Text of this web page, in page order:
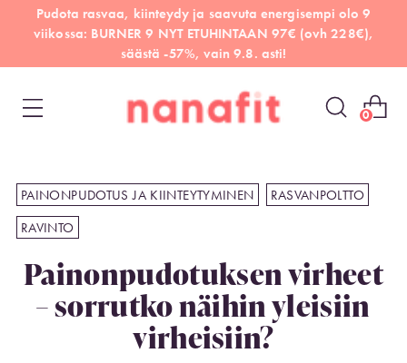
Pudota rasvaa, kiinteydy ja saavuta energisempi olo 9
viikossa: BURNER 9 NYT ETUHINTAAN 97€ (ovh 228€),
säästä -57%, vain 9.8. asti!
0
PAINONPUDOTUS JA KIINTEYTYMINEN
RASVANPOLTTO
RAVINTO
Painonpudotuksen virheet
– sorrutko näihin yleisiin
virheisiin?